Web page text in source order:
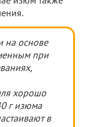
на основе
при
хорошо
г изюма
в